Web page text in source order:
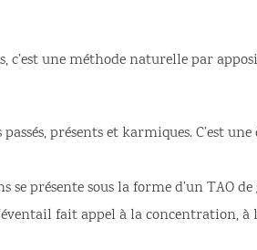
c’est une méthode naturelle par
présents et karmiques. C’est
se présente sous la forme d’un TAO
fait appel à la concentration, à